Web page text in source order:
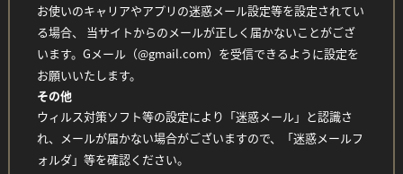
お使いのキャリアやアプリの迷惑メール設定等を設定されてい
る場合、 当サイトからのメールが正しく届かないことがござ
います。Gメール（@gmail.com）を受信できるように設定を
お願いいたします。
その他
ウィルス対策ソフト等の設定により「迷惑メール」と認識さ
れ、メールが届かない場合がございますので、「迷惑メールフ
ォルダ」等を確認ください。